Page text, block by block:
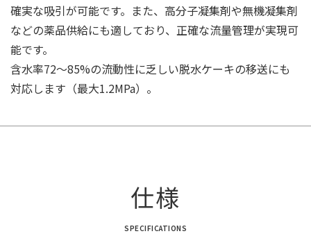
確実な吸引が可能です。また、高分子凝集剤や無機凝集剤
などの薬品供給にも適しており、正確な流量管理が実現可
能です。
含水率72～85%の流動性に乏しい脱水ケーキの移送にも
対応します（最大1.2MPa）。
仕様
SPECIFICATIONS